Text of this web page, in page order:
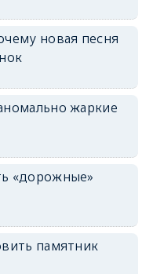
новая песня
жаркие
«дорожные»
памятник